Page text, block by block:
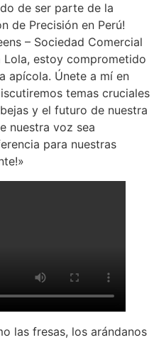
de ser parte de la
de Precisión en Perú!
– Sociedad Comercial
Lola, estoy comprometido
apícola. Únete a mí en
temas cruciales
y el futuro de nuestra
nuestra voz sea
para nuestras
las fresas, los arándanos